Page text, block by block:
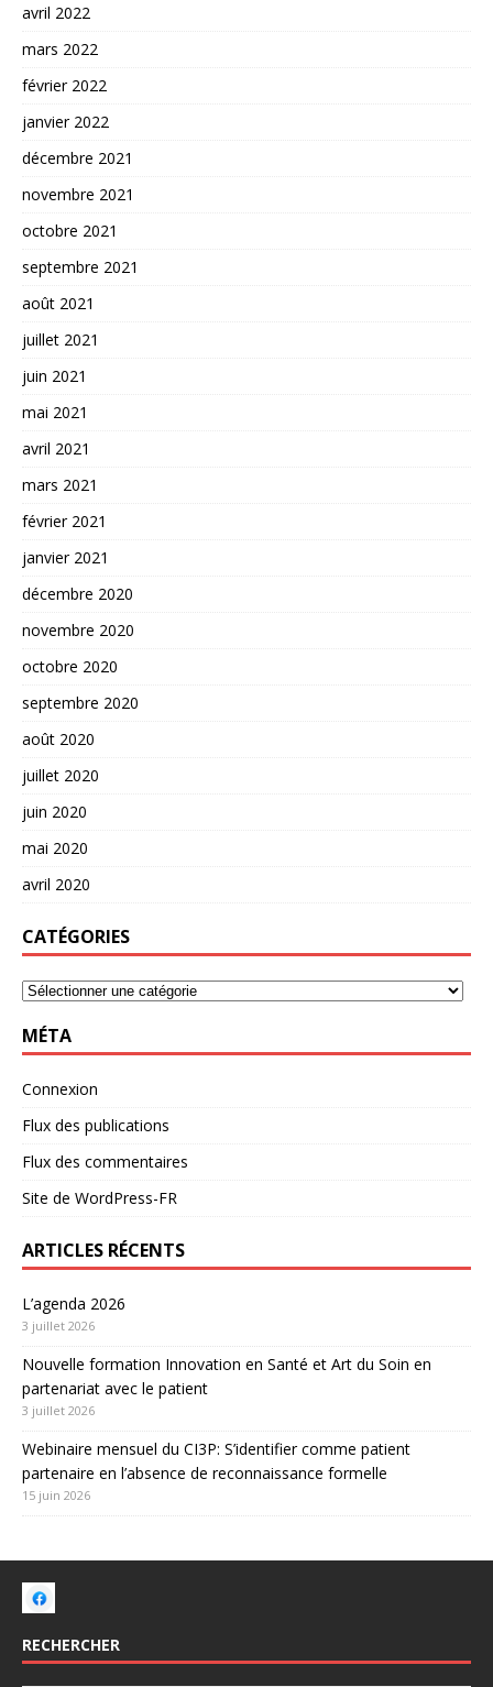
avril 2022
mars 2022
février 2022
janvier 2022
décembre 2021
novembre 2021
octobre 2021
septembre 2021
août 2021
juillet 2021
juin 2021
mai 2021
avril 2021
mars 2021
février 2021
janvier 2021
décembre 2020
novembre 2020
octobre 2020
septembre 2020
août 2020
juillet 2020
juin 2020
mai 2020
avril 2020
CATÉGORIES
MÉTA
Connexion
Flux des publications
Flux des commentaires
Site de WordPress-FR
ARTICLES RÉCENTS
L’agenda 2026
3 juillet 2026
Nouvelle formation Innovation en Santé et Art du Soin en
partenariat avec le patient
3 juillet 2026
Webinaire mensuel du CI3P: S’identifier comme patient
partenaire en l’absence de reconnaissance formelle
15 juin 2026
RECHERCHER